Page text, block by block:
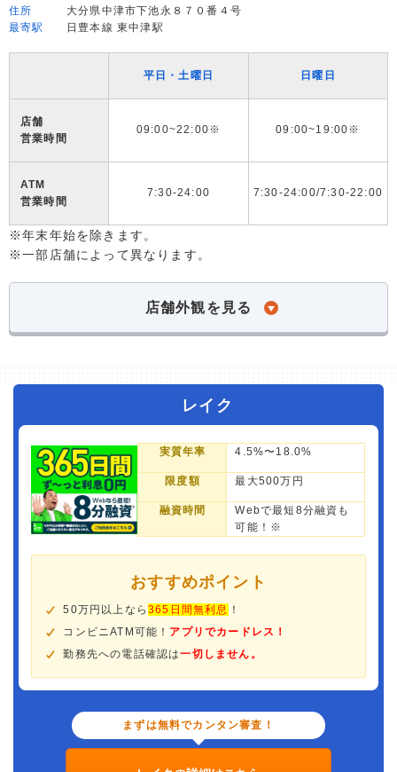
住所
大分県中津市下池永８７０番４号
最寄駅
日豊本線 東中津駅
平日・土曜日 日曜日
店舗
営業時間
09:00~22:00※ 09:00~19:00※
ATM
営業時間
7:30-24:00 7:30-24:00/7:30-22:00
※年末年始を除きます。
※一部店舗によって異なります。
店舗外観を見る
レイク
実質年率 4.5%〜18.0%
限度額 最大500万円
融資時間
Webで最短8分融資も
可能！※
おすすめポイント
50万円以上なら365日間無利息 ！
コンビニATM可能！ アプリでカードレス！
勤務先への電話確認は一切しません。
まずは無料でカンタン審査！